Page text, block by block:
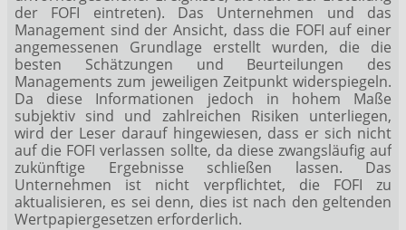
der FOFI eintreten). Das Unternehmen und das
Management sind der Ansicht, dass die FOFI auf einer
angemessenen Grundlage erstellt wurden, die die
besten Schätzungen und Beurteilungen des
Managements zum jeweiligen Zeitpunkt widerspiegeln.
Da diese Informationen jedoch in hohem Maße
subjektiv sind und zahlreichen Risiken unterliegen,
wird der Leser darauf hingewiesen, dass er sich nicht
auf die FOFI verlassen sollte, da diese zwangsläufig auf
zukünftige Ergebnisse schließen lassen. Das
Unternehmen ist nicht verpflichtet, die FOFI zu
aktualisieren, es sei denn, dies ist nach den geltenden
Wertpapiergesetzen erforderlich.